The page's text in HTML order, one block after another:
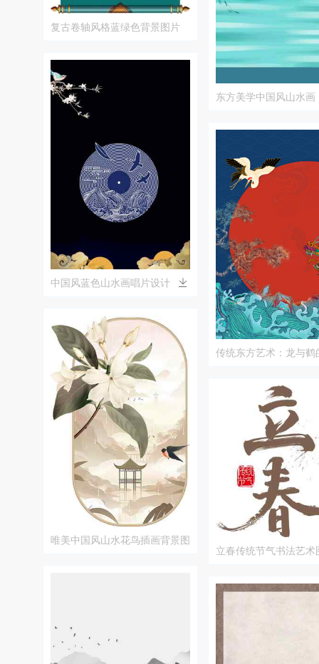
复古卷轴风格蓝绿色背景图片
中国风蓝色山水画唱片设计
唯美中国风山水花鸟插画背景图
东方美学中国风山水画
传统东方艺术：龙与鹤
立春传统节气书法艺术